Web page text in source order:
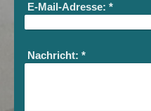
E-Mail-Adresse: *
Nachricht: *